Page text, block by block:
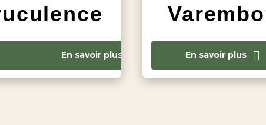
En savoir plus En savoir plus